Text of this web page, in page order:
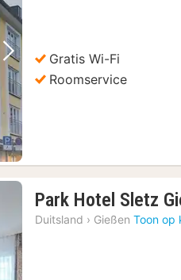
Volgende foto
Gratis Wi-Fi
Roomservice
Park Hotel Sletz
Duitsland › Gießen Toon op